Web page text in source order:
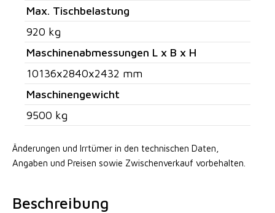
Max. Tischbelastung
920 kg
Maschinenabmessungen L x B x H
10136x2840x2432 mm
Maschinengewicht
9500 kg
Änderungen und Irrtümer in den technischen Daten,
Angaben und Preisen sowie Zwischenverkauf vorbehalten.
Beschreibung